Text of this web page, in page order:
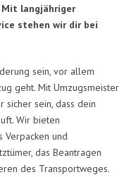
Mit langjähriger
stehen wir dir bei
sein, vor allem
geht. Mit Umzugsmeister
sicher sein, dass dein
Wir bieten
Verpacken und
das Beantragen
des Transportweges.